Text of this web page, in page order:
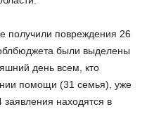
получили повреждения 26
были выделены
день всем, кто
помощи (31 семья), уже
находятся в